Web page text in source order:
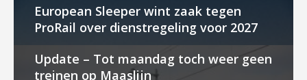
European Sleeper wint zaak tegen
ProRail over dienstregeling voor 2027
Update – Tot maandag toch weer geen
treinen op Maaslijn